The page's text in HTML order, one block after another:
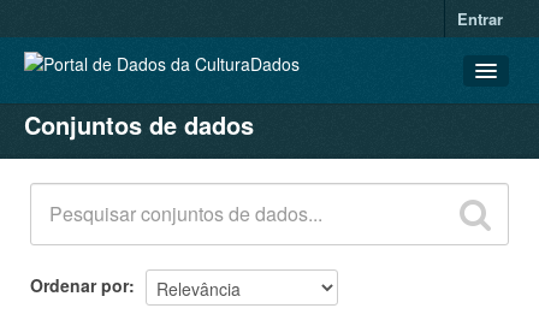
Entrar
CONJUNTOS DE DADOS
ORGANIZAÇÕES
GRUPOS
SOBRE
Conjuntos de dados
Ordenar por